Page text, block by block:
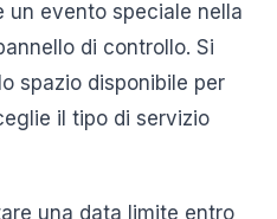
un evento speciale nella
di controllo. Si
spazio disponibile per
il tipo di servizio
una data limite entro